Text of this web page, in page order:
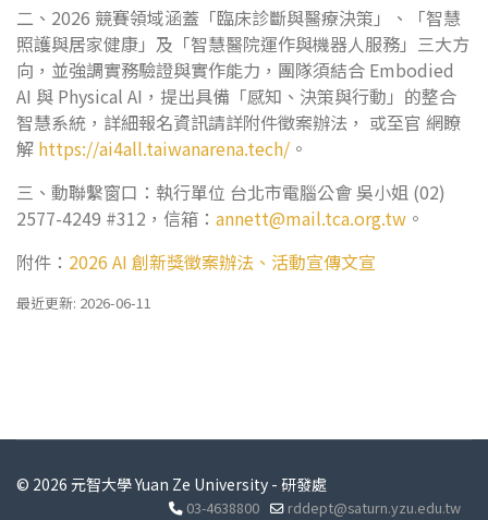
二、2026 競賽領域涵蓋「臨床診斷與醫療決策」、「智慧
照護與居家健康」及「智慧醫院運作與機器人服務」三大方
向，並強調實務驗證與實作能力，團隊須結合 Embodied
AI 與 Physical AI，提出具備「感知、決策與行動」的整合
智慧系統，詳細報名資訊請詳附件徵案辦法， 或至官 網瞭
解 https://ai4all.taiwanarena.tech/ 。
三、動聯繫窗口：執行單位 台北市電腦公會 吳小姐 (02)
2577-4249 #312，信箱： annett@mail.tca.org.tw 。
附件： 2026 AI 創新獎徵案辦法、活動宣傳文宣
最近更新: 2026-06-11
© 2026 元智大學 Yuan Ze University - 研發處
03-4638800 rddept@saturn.yzu.edu.tw